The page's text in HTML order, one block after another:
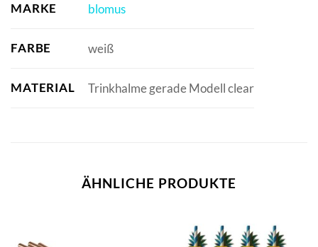
MARKE blomus
FARBE weiß
MATERIAL Trinkhalme gerade Modell clear
ÄHNLICHE PRODUKTE